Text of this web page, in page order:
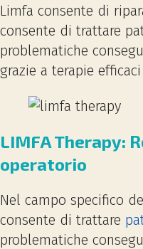
Limfa consente di
consente di trattare
problematiche
grazie a terapie
LIMFA Therapy:
operatorio
Nel campo specifico
consente di trattare
problematiche